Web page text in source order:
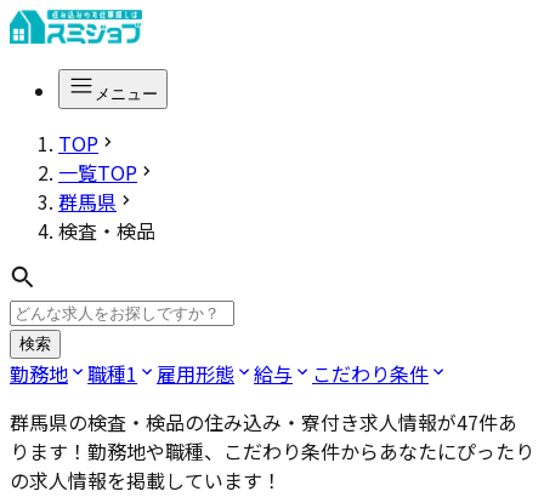
メニュー
TOP
一覧TOP
群馬県
検査・検品
検索
勤務地 職種1 雇用形態 給与
こだわり条件
群馬県の検査・検品の住み込み・寮付き求人情報が47件あ
ります！勤務地や職種、こだわり条件からあなたにぴったり
の求人情報を掲載しています！